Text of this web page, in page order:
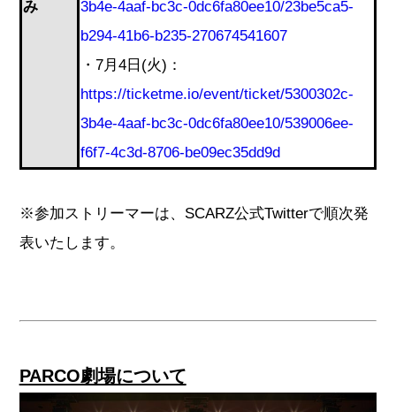
み
3b4e-4aaf-bc3c-0dc6fa80ee10/23be5ca5-
b294-41b6-b235-270674541607
・7月4日(火)：
https://ticketme.io/event/ticket/5300302c-
3b4e-4aaf-bc3c-0dc6fa80ee10/539006ee-
f6f7-4c3d-8706-be09ec35dd9d
※参加ストリーマーは、SCARZ公式Twitterで順次発
表いたします。
PARCO劇場について